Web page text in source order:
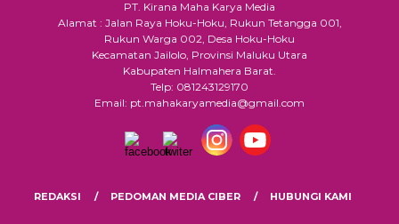
PT. Kirana Maha Karya Media
Alamat : Jalan Raya Hoku-Hoku, Rukun Tetangga 001,
Rukun Warga 002, Desa Hoku-Hoku
Kecamatan Jailolo, Provinsi Maluku Utara
Kabupaten Halmahera Barat.
Telp: 081243129170
Email: pt.mahakaryamedia@gmail.com
REDAKSI PEDOMAN MEDIA CIBER HUBUNGI KAMI